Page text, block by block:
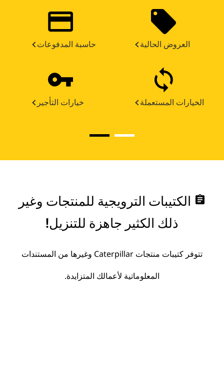
حاسبة المدفوعات العروض الحالية
خيارات التأجير الخيارات المستعملة
assignment الكتيبات الترويجية للمنتجات وغير
ذلك الكثير جاهزة للتنزيل!
تتوفر كتيبات منتجات Caterpillar وغيرها من المستندات
المعلوماتية لأعمالك المتزايدة.